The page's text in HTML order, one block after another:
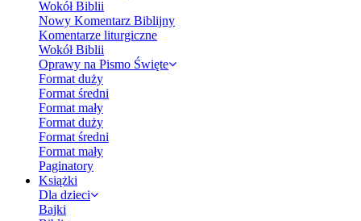
Wokół Biblii
Nowy Komentarz Biblijny
Komentarze liturgiczne
Wokół Biblii
Oprawy na Pismo Święte
Format duży
Format średni
Format mały
Format duży
Format średni
Format mały
Paginatory
Książki
Dla dzieci
Bajki